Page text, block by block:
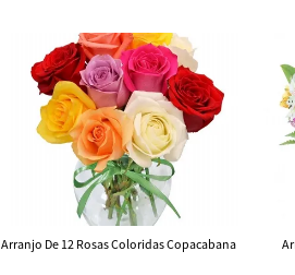
Arranjo De 12 Rosas Coloridas Copacabana